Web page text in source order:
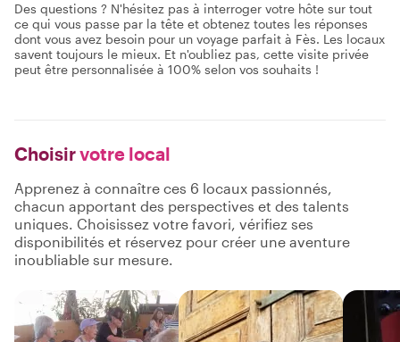
Des questions ? N'hésitez pas à interroger votre hôte sur tout
ce qui vous passe par la tête et obtenez toutes les réponses
dont vous avez besoin pour un voyage parfait à Fès. Les locaux
savent toujours le mieux. Et n'oubliez pas, cette visite privée
peut être personnalisée à 100% selon vos souhaits !
Choisirvotre local
Apprenez à connaître ces 6 locaux passionnés,
chacun apportant des perspectives et des talents
uniques. Choisissez votre favori, vérifiez ses
disponibilités et réservez pour créer une aventure
inoubliable sur mesure.